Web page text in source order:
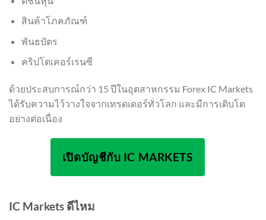
สินค้าโภคภัณฑ์
พันธบัตร
คริปโตเคอร์เรนซี
ด้วยประสบการณ์กว่า 15 ปีในอุตสาหกรรม Forex IC Markets
ได้รับความไว้วางใจจากเทรดเดอร์ทั่วโลก และมีการเติบโต
อย่างต่อเนื่อง
เปิดบัญชีกับ IC MARKETS
IC Markets ดีไหม